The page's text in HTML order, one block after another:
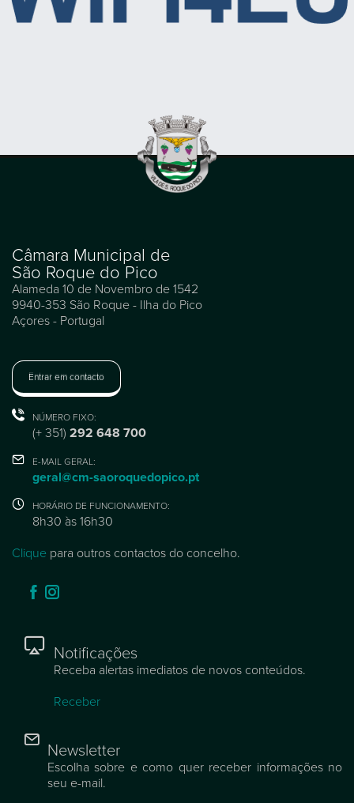
Câmara Municipal de
São Roque do Pico
Alameda 10 de Novembro de 1542
9940-353 São Roque - Ilha do Pico
Açores - Portugal
Entrar em contacto
NÚMERO FIXO:
(+ 351) 292 648 700
E-MAIL GERAL:
geral@cm-saoroquedopico.pt
HORÁRIO DE FUNCIONAMENTO:
8h30 às 16h30
Clique para outros contactos do concelho.
Notificações
Receba alertas imediatos de novos conteúdos.
Receber
Newsletter
Escolha sobre e como quer receber informações no
seu e-mail.